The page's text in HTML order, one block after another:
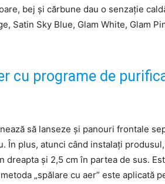
bej și cărbune dau o senzație
Satin Sky Blue, Glam White, Glam
cu programe de
să lanseze și panouri frontale
În plus, atunci când instalați
dreapta și 2,5 cm în partea de sus.
„spălare cu aer” este aplicată